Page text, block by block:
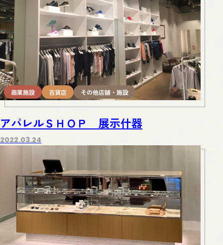
商業施設 百貨店 その他店舗・施設
アパレルＳＨＯＰ 展示什器
2022.03.24